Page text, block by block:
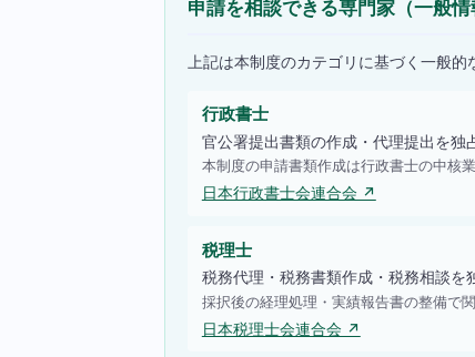
申請を相談できる専門家（一般情
上記は本制度のカテゴリに基づく一般
行政書士
官公署提出書類の作成・代理提出を独
本制度の申請書類作成は行政書士の中核業
日本行政書士会連合会 ↗
税理士
税務代理・税務書類作成・税務相談を
採択後の経理処理・実績報告書の整備で
日本税理士会連合会 ↗